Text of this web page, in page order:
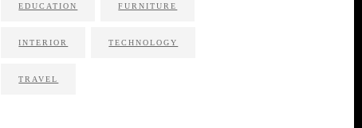
EDUCATION FURNITURE
INTERIOR TECHNOLOGY
TRAVEL